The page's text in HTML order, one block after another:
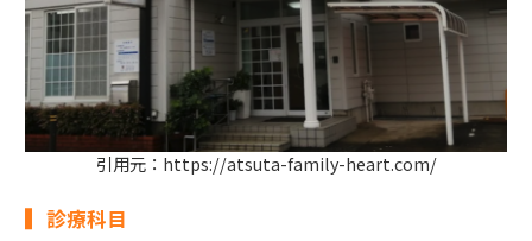
引用元：https://atsuta-family-heart.com/
診療科目